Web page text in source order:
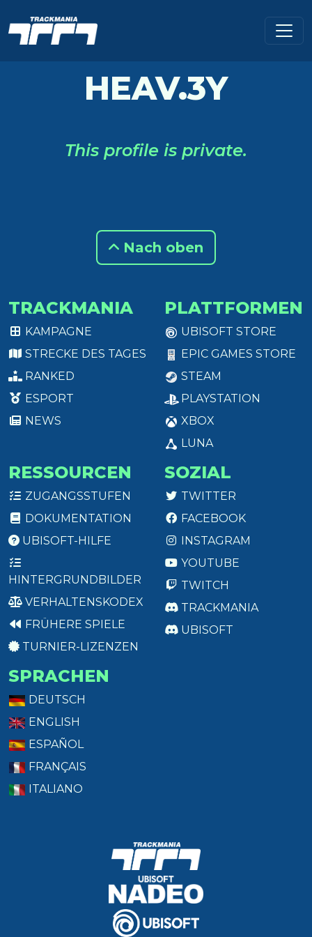
HEAV.3Y
This profile is private.
Nach oben
TRACKMANIA
KAMPAGNE
STRECKE DES TAGES
RANKED
ESPORT
NEWS
PLATTFORMEN
UBISOFT STORE
EPIC GAMES STORE
STEAM
PLAYSTATION
XBOX
LUNA
RESSOURCEN
ZUGANGSSTUFEN
DOKUMENTATION
UBISOFT-HILFE
HINTERGRUNDBILDER
VERHALTENSKODEX
FRÜHERE SPIELE
TURNIER-LIZENZEN
SOZIAL
TWITTER
FACEBOOK
INSTAGRAM
YOUTUBE
TWITCH
TRACKMANIA
UBISOFT
SPRACHEN
DEUTSCH
ENGLISH
ESPAÑOL
FRANÇAIS
ITALIANO